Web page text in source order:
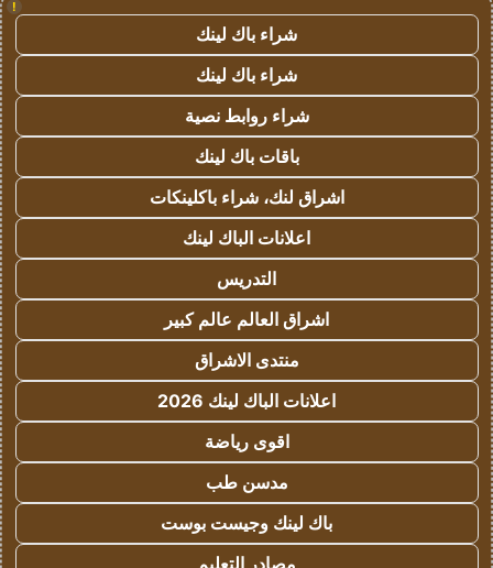
!
شراء باك لينك
شراء باك لينك
شراء روابط نصية
باقات باك لينك
اشراق لنك، شراء باكلينكات
اعلانات الباك لينك
التدريس
اشراق العالم عالم كبير
منتدى الاشراق
اعلانات الباك لينك 2026
اقوى رياضة
مدسن طب
باك لينك وجيست بوست
مصادر التعليم